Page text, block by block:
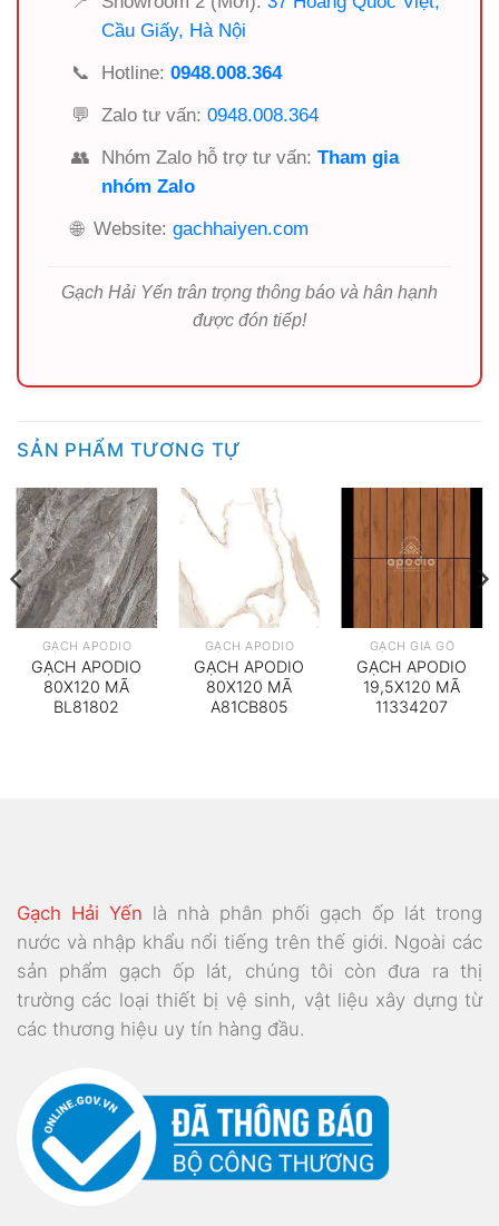
Cầu Giấy, Hà Nội
📞
Hotline: 0948.008.364
💬
Zalo tư vấn: 0948.008.364
👥
Nhóm Zalo hỗ trợ tư vấn: Tham gia
nhóm Zalo
🌐 Website: gachhaiyen.com
Gạch Hải Yến trân trọng thông báo và hân hạnh
được đón tiếp!
SẢN PHẨM TƯƠNG TỰ
GẠCH APODIO
GẠCH APODIO
80X120 MÃ
BL81802
GẠCH APODIO
GẠCH APODIO
80X120 MÃ
A81CB805
GẠCH GIẢ GỖ
GẠCH APODIO
19,5X120 MÃ
11334207
Gạch Hải Yến là nhà phân phối gạch ốp lát trong
nước và nhập khẩu nổi tiếng trên thế giới. Ngoài các
sản phẩm gạch ốp lát, chúng tôi còn đưa ra thị
trường các loại thiết bị vệ sinh, vật liệu xây dựng từ
các thương hiệu uy tín hàng đầu.